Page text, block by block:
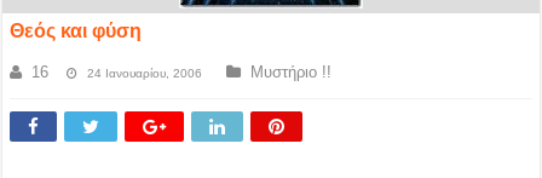
Θεός και φύση
16 24 Ιανουαρίου, 2006 Μυστήριο !!